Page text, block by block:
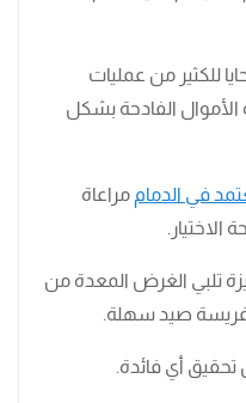
للكثير من عمليات
الأموال الفادحة بشكل
في الدمام مراعاة
تلبي الغرض المعدة من
فريسة صيد سهلة.
أي فائدة.